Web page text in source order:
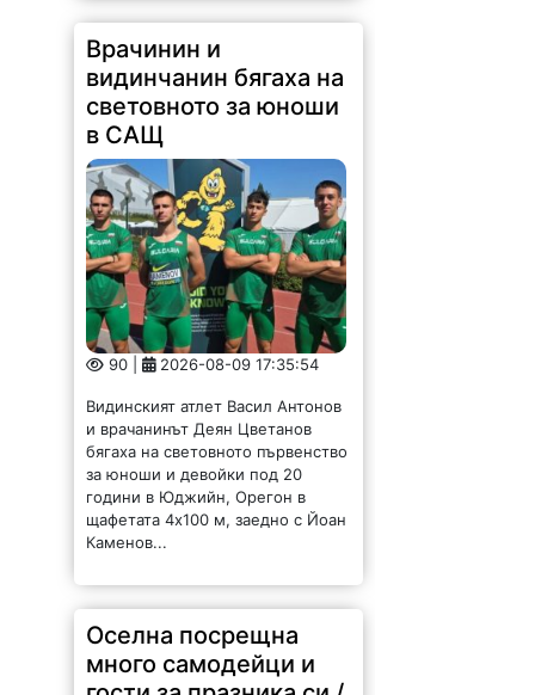
Врачинин и
видинчанин бягаха на
световното за юноши
в САЩ
90 | 2026-08-09 17:35:54
Видинският атлет Васил Антонов
и врачанинът Деян Цветанов
бягаха на световното първенство
за юноши и девойки под 20
години в Юджийн, Орегон в
щафетата 4х100 м, заедно с Йоан
Каменов...
Оселна посрещна
много самодейци и